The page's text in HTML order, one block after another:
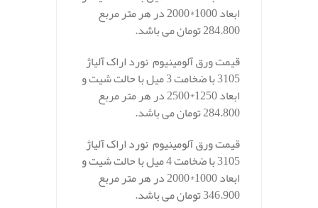
ابعاد 1000*2000 در هر متر مربع
284.800 تومان می باشد.
قیمت ورق آلومینیوم نورد اراک آلیاژ
3105 با ضخامت 3 میل با حالت شیت و
ابعاد 1250*2500 در هر متر مربع
284.800 تومان می باشد.
قیمت ورق آلومینیوم نورد اراک آلیاژ
3105 با ضخامت 4 میل با حالت شیت و
ابعاد 1000*2000 در هر متر مربع
346.900 تومان می باشد.